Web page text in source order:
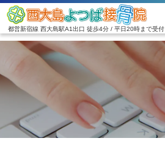
都営新宿線 西大島駅A1出口 徒歩4分 / 平日20時まで受付